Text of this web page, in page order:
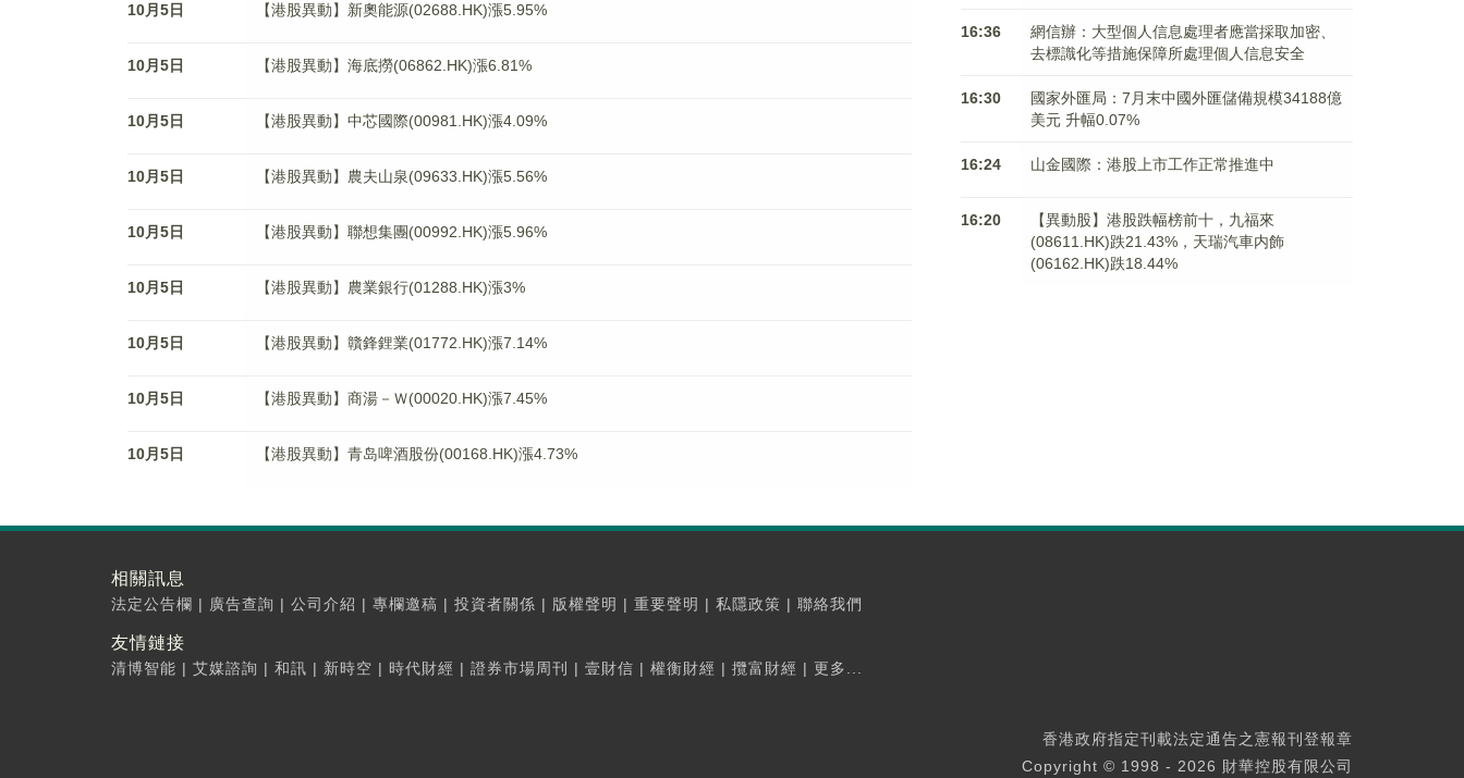
10月5日 【港股異動】新奧能源(02688.HK)漲5.95%
10月5日 【港股異動】海底撈(06862.HK)漲6.81%
10月5日 【港股異動】中芯國際(00981.HK)漲4.09%
10月5日 【港股異動】農夫山泉(09633.HK)漲5.56%
10月5日 【港股異動】聯想集團(00992.HK)漲5.96%
10月5日 【港股異動】農業銀行(01288.HK)漲3%
10月5日 【港股異動】贛鋒鋰業(01772.HK)漲7.14%
10月5日 【港股異動】商湯－Ｗ(00020.HK)漲7.45%
10月5日 【港股異動】青岛啤酒股份(00168.HK)漲4.73%
16:36
網信辦：大型個人信息處理者應當採取加密、
去標識化等措施保障所處理個人信息安全
16:30
國家外匯局：7月末中國外匯儲備規模34188億
美元 升幅0.07%
16:24 山金國際：港股上市工作正常推進中
16:20
【異動股】港股跌幅榜前十，九福來
(08611.HK)跌21.43%，天瑞汽車内飾
(06162.HK)跌18.44%
相關訊息
法定公告欄 | 廣告查詢 | 公司介紹 | 專欄邀稿 | 投資者關係 | 版權聲明 | 重要聲明 | 私隱政策 | 聯絡我們
友情鏈接
清博智能 | 艾媒諮詢 | 和訊 | 新時空 | 時代財經 | 證券市場周刊 | 壹財信 | 權衡財經 | 攬富財經 | 更多...
香港政府指定刊載法定通告之憲報刊登報章
Copyright © 1998 - 2026 財華控股有限公司